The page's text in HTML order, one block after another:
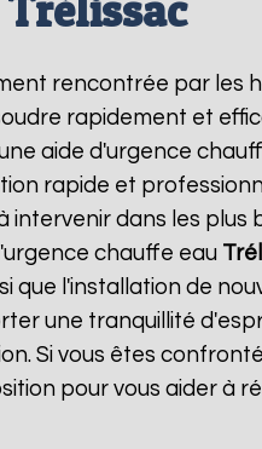
rencontrée par les
rapidement et
aide d'urgence
rapide et
dans les plus
chauffe eau
l'installation de
une tranquillité
Si vous êtes
pour vous aider à